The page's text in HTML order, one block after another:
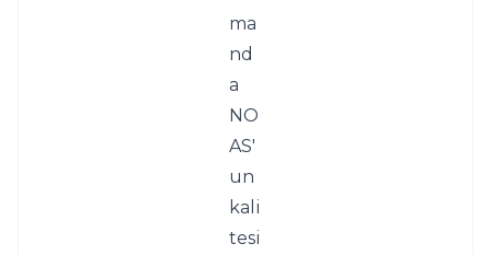
ma
nd
a
NO
AS'
un
kali
tesi